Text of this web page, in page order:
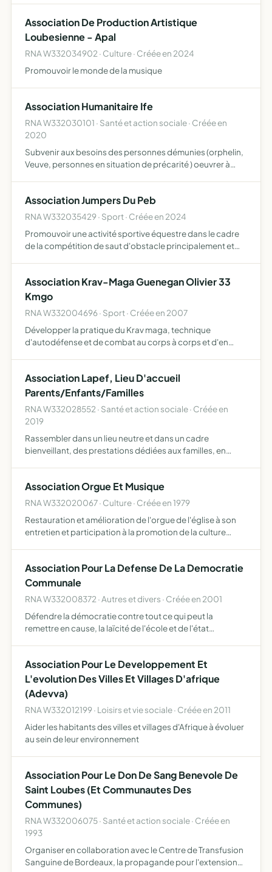
Association De Production Artistique
Loubesienne - Apal
RNA W332034902 · Culture · Créée en 2024
Promouvoir le monde de la musique
Association Humanitaire Ife
RNA W332030101 · Santé et action sociale · Créée en
2020
Subvenir aux besoins des personnes démunies (orphelin,
Veuve, personnes en situation de précarité ) oeuvrer à
enfants e…
Association Jumpers Du Peb
RNA W332035429 · Sport · Créée en 2024
Promouvoir une activité sportive équestre dans le cadre
de la compétition de saut d'obstacle principalement et
france…
Association Krav-Maga Guenegan Olivier 33
Kmgo
RNA W332004696 · Sport · Créée en 2007
Développer la pratique du Krav maga, technique
d'autodéfense et de combat au corps à corps et d'en
Association Lapef, Lieu D'accueil
Parents/Enfants/Familles
RNA W332028552 · Santé et action sociale · Créée en
2019
Rassembler dans un lieu neutre et dans un cadre
bienveillant, des prestations dédiées aux familles, en
prestations…
Association Orgue Et Musique
RNA W332020067 · Culture · Créée en 1979
Restauration et amélioration de l'orgue de l'église à son
entretien et participation à la promotion de la culture
Association Pour La Defense De La Democratie
Communale
RNA W332008372 · Autres et divers · Créée en 2001
Défendre la démocratie contre tout ce qui peut la
remettre en cause, la laïcité de l'école et de l'état
les dom…
Association Pour Le Developpement Et
L'evolution Des Villes Et Villages D'afrique
(Adevva)
RNA W332012199 · Loisirs et vie sociale · Créée en 2011
Aider les habitants des villes et villages d'Afrique à évoluer
au sein de leur environnement
Association Pour Le Don De Sang Benevole De
Saint Loubes (Et Communautes Des
Communes)
RNA W332006075 · Santé et action sociale · Créée en
1993
Organiser en collaboration avec le Centre de Transfusion
Sanguine de Bordeaux, la propagande pour l'extension